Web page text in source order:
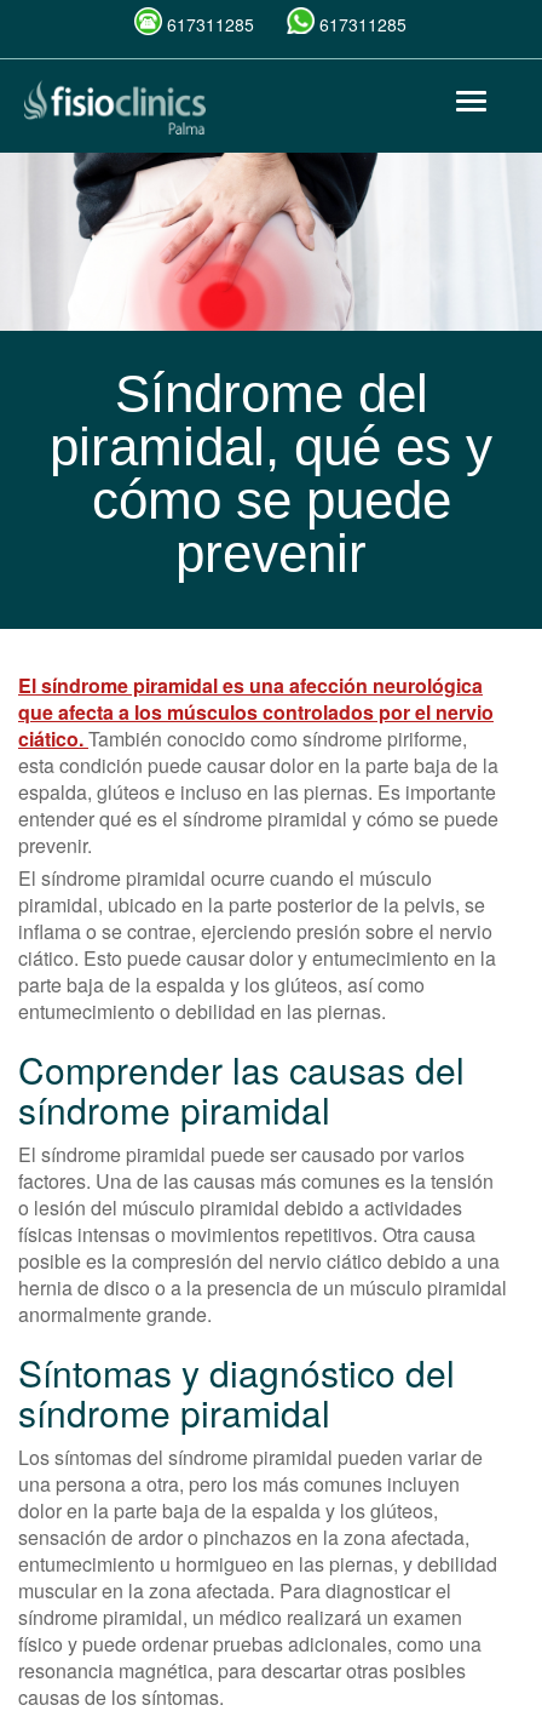
Pasar
contenido
principal
617311285 617311285
Toggle
Síndrome del
piramidal, qué es y
cómo se puede
prevenir
El síndrome piramidal es una afección neurológica
que afecta a los músculos controlados por el nervio
ciático.También conocido como síndrome piriforme,
esta condición puede causar dolor en la parte baja de la
espalda, glúteos e incluso en las piernas. Es importante
entender qué es el síndrome piramidal y cómo se puede
prevenir.
El síndrome piramidal ocurre cuando el músculo
piramidal, ubicado en la parte posterior de la pelvis, se
inflama o se contrae, ejerciendo presión sobre el nervio
ciático. Esto puede causar dolor y entumecimiento en la
parte baja de la espalda y los glúteos, así como
entumecimiento o debilidad en las piernas.
Comprender las causas del
síndrome piramidal
El síndrome piramidal puede ser causado por varios
factores. Una de las causas más comunes es la tensión
o lesión del músculo piramidal debido a actividades
físicas intensas o movimientos repetitivos. Otra causa
posible es la compresión del nervio ciático debido a una
hernia de disco o a la presencia de un músculo piramidal
anormalmente grande.
Síntomas y diagnóstico del
síndrome piramidal
Los síntomas del síndrome piramidal pueden variar de
una persona a otra, pero los más comunes incluyen
dolor en la parte baja de la espalda y los glúteos,
sensación de ardor o pinchazos en la zona afectada,
entumecimiento u hormigueo en las piernas, y debilidad
muscular en la zona afectada. Para diagnosticar el
síndrome piramidal, un médico realizará un examen
físico y puede ordenar pruebas adicionales, como una
resonancia magnética, para descartar otras posibles
causas de los síntomas.